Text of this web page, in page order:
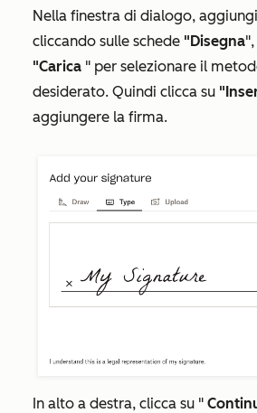
Nella finestra di dialogo,
cliccando sulle schede "Disegna",
"Carica " per selezionare il
desiderato. Quindi clicca su
aggiungere la firma.
In alto a destra, clicca su "